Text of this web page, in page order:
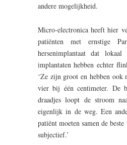
andere mogelijkheid.
Micro-electronica heeft hier
patiënten met ernstige
hersenimplantaat dat
implantaten hebben echter
‘Ze zijn groot en hebben ook
vier bij één centimeter. De
draadjes loopt de stroom
eigenlijk in de weg. Een
patiënt moeten samen de
subjectief.’